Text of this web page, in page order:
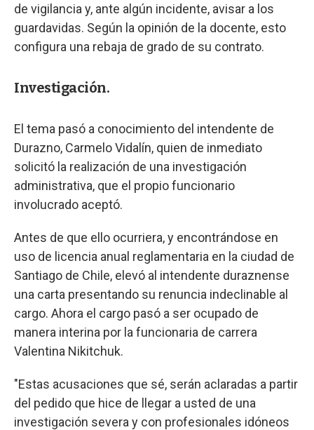
de vigilancia y, ante algún incidente, avisar a los
guardavidas. Según la opinión de la docente, esto
configura una rebaja de grado de su contrato.
Investigación.
El tema pasó a conocimiento del intendente de
Durazno, Carmelo Vidalín, quien de inmediato
solicitó la realización de una investigación
administrativa, que el propio funcionario
involucrado aceptó.
Antes de que ello ocurriera, y encontrándose en
uso de licencia anual reglamentaria en la ciudad de
Santiago de Chile, elevó al intendente duraznense
una carta presentando su renuncia indeclinable al
cargo. Ahora el cargo pasó a ser ocupado de
manera interina por la funcionaria de carrera
Valentina Nikitchuk.
"Estas acusaciones que sé, serán aclaradas a partir
del pedido que hice de llegar a usted de una
investigación severa y con profesionales idóneos